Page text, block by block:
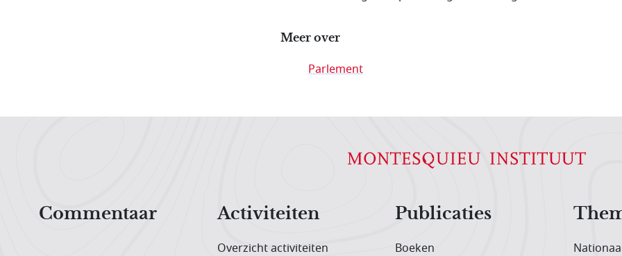
Meer over
Parlement
Commentaar
Activiteiten
Overzicht activiteiten
Publicaties
Boeken